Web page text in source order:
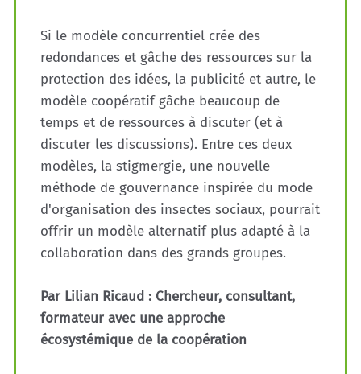
Si le modèle concurrentiel crée des
redondances et gâche des ressources sur la
protection des idées, la publicité et autre, le
modèle coopératif gâche beaucoup de
temps et de ressources à discuter (et à
discuter les discussions). Entre ces deux
modèles, la stigmergie, une nouvelle
méthode de gouvernance inspirée du mode
d'organisation des insectes sociaux, pourrait
offrir un modèle alternatif plus adapté à la
collaboration dans des grands groupes.
Par Lilian Ricaud : Chercheur, consultant,
formateur avec une approche
écosystémique de la coopération